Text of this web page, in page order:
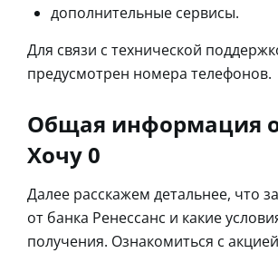
дополнительные сервисы.
Для связи с технической
предусмотрен номера телефонов.
Общая информация
Хочу 0
Далее расскажем детальнее, что
от банка Ренессанс и какие
получения. Ознакомиться с